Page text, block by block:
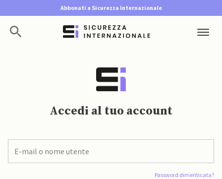
Abbonati a Sicurezza Internazionale
Accedi al tuo account
Password dimenticata?